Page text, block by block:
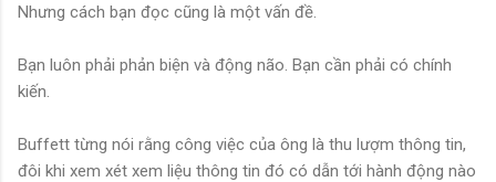
Nhưng cách bạn đọc cũng là một vấn đề.
Bạn luôn phải phản biện và động não. Bạn cần phải có chính
kiến.
Buffett từng nói rằng công việc của ông là thu lượm thông tin,
đôi khi xem xét xem liệu thông tin đó có dẫn tới hành động nào